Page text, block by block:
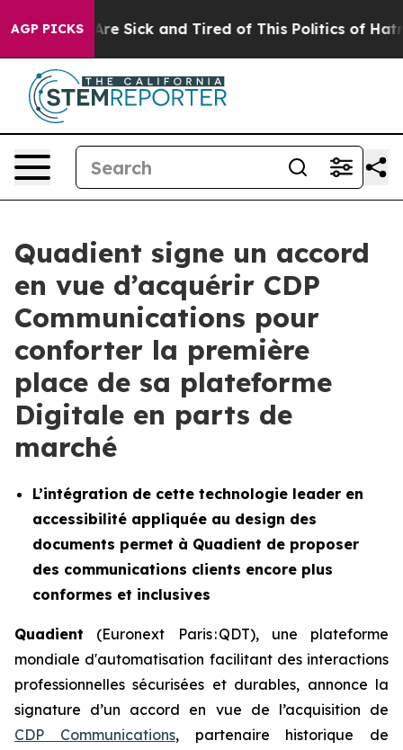
AGP PICKSAre Sick and Tired of This Politics of Hatred”
Quadient signe un accord
en vue d’acquérir CDP
Communications pour
conforter la première
place de sa plateforme
Digitale en parts de
marché
L’intégration de cette technologie leader en
accessibilité appliquée au design des
documents permet à Quadient de proposer
des communications clients encore plus
conformes et inclusives
Quadient (Euronext Paris : QDT), une plateforme
mondiale d'automatisation facilitant des interactions
professionnelles sécurisées et durables, annonce la
signature d’un accord en vue de l’acquisition de
CDP Communications, partenaire historique de